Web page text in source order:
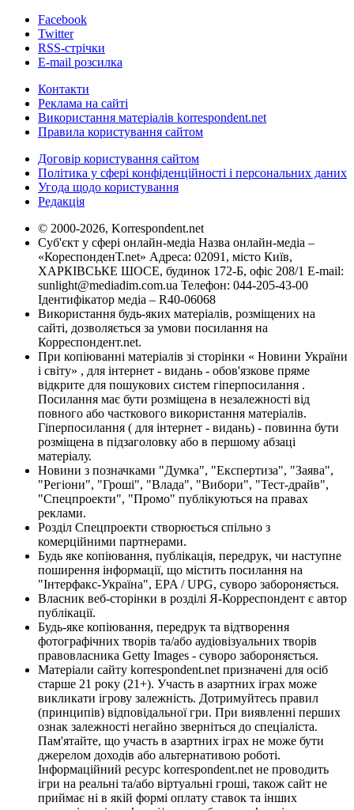
Facebook
Twitter
RSS-стрічки
E-mail розсилка
Контакти
Реклама на сайті
Використання матеріалів korrespondent.net
Правила користування сайтом
Договір користування сайтом
Політика у сфері конфіденційності і персональних даних
Угода щодо користування
Редакція
© 2000-2026, Korrespondent.net
Суб'єкт у сфері онлайн-медіа Назва онлайн-медіа –
«КореспонденТ.net» Адреса: 02091, місто Київ,
ХАРКІВСЬКЕ ШОСЕ, будинок 172-Б, офіс 208/1 E-mail:
sunlight@mediadim.com.ua Телефон: 044-205-43-00
Ідентифікатор медіа – R40-06068
Використання будь-яких матеріалів, розміщених на
сайті, дозволяється за умови посилання на
Корреспондент.net.
При копіюванні матеріалів зі сторінки « Новини України
і світу» , для інтернет - видань - обов'язкове пряме
відкрите для пошукових систем гіперпосилання .
Посилання має бути розміщена в незалежності від
повного або часткового використання матеріалів.
Гіперпосилання ( для інтернет - видань) - повинна бути
розміщена в підзаголовку або в першому абзаці
матеріалу.
Новини з позначками "Думка", "Експертиза", "Заява",
"Регіони", "Гроші", "Влада", "Вибори", "Тест-драйв",
"Спецпроекти", "Промо" публікуються на правах
реклами.
Розділ Спецпроекти створюється спільно з
комерційними партнерами.
Будь яке копіювання, публікація, передрук, чи наступне
поширення інформації, що містить посилання на
"Інтерфакс-Україна", EPA / UPG, суворо забороняється.
Власник веб-сторінки в розділі Я-Корреспондент є автор
публікації.
Будь-яке копіювання, передрук та відтворення
фотографічних творів та/або аудіовізуальних творів
правовласника Getty Images - суворо забороняється.
Матеріали сайту korrespondent.net призначені для осіб
старше 21 року (21+). Участь в азартних іграх може
викликати ігрову залежність. Дотримуйтесь правил
(принципів) відповідальної гри. При виявленні перших
ознак залежності негайно зверніться до спеціаліста.
Пам'ятайте, що участь в азартних іграх не може бути
джерелом доходів або альтернативою роботі.
Інформаційний ресурс korrespondent.net не проводить
ігри на реальні та/або віртуальні гроші, також сайт не
приймає ні в якій формі оплату ставок та інших